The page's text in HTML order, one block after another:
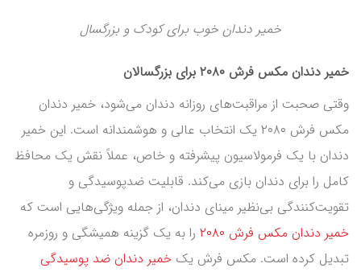
خمیر دندان خوب برای کودک و بزرگسال
خمیر دندان مکس فرش ۲۰۸۰ برای بزرگسالان
وقتی صحبت از مراقبت‌های روزانه دندان می‌شود، خمیر دندان
مکس فرش ۲۰۸۰ یک انتخاب عالی و هوشمندانه است. این خمیر
دندان با یک فرمولاسیون پیشرفته و خاص، عملاً نقش یک محافظ
کامل را برای دندان‌ بازی می‌کند. قابلیت ضدپوسیدگی و
تقویت‌کنندگی بی‌نظیر مینای دندان، از جمله ویژگی‌هایی است که
خمیر دندان مکس فرش ۲۰۸۰
را به یک گزینه همیشگی و روزمره
تبدیل کرده است. مکس فرش یک خمیر دندان ضد پوسیدگی